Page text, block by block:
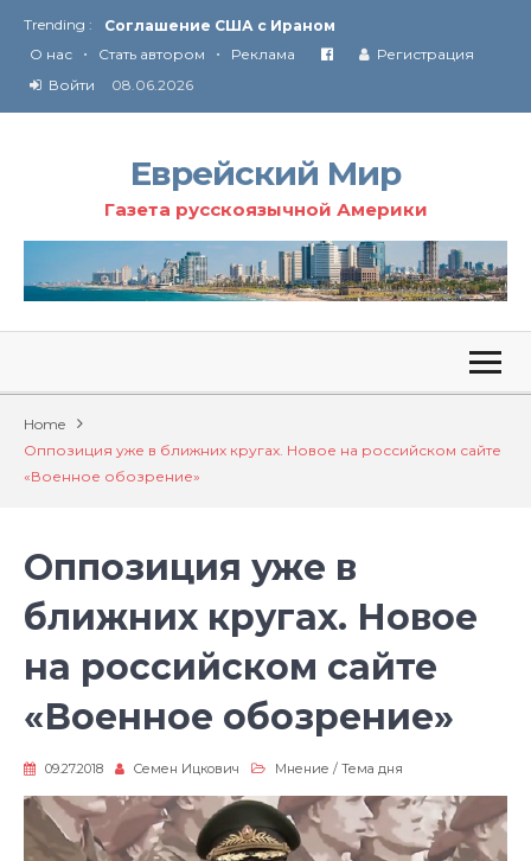
Trending :
Соглашение США с Ираном
Технология Революции в Иране
О нас • Стать автором • Реклама
Регистрация
Войти
08.06.2026
Еврейский Мир
Газета русскоязычной Америки
Home
Оппозиция уже в ближних кругах. Новое на российском сайте
«Военное обозрение»
Оппозиция уже в
ближних кругах. Новое
на российском сайте
«Военное обозрение»
09.27.2018 Семен Ицкович Мнение / Тема дня